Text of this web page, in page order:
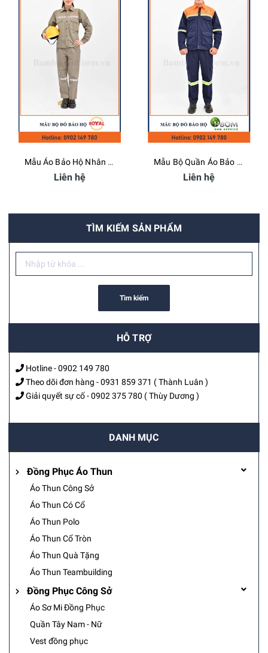
Mẫu Áo Bảo Hộ Nhân Viên Kỹ Thuật Royal Hoàng Gia
Liên hệ
Mẫu Bộ Quần Áo Bảo Hộ Lao Động Công Ty HBOM - Bamboo Uniform
Liên hệ
TÌM KIẾM SẢN PHẨM
Tìm kiếm
HỖ TRỢ
Hotline -0902 149 780
Theo dõi đơn hàng -0931 859 371 ( Thành Luân )
Giải quyết sự cố -0902 375 780 ( Thùy Dương )
DANH MỤC
Đồng Phục Áo Thun
Áo Thun Công Sở
Áo Thun Có Cổ
Áo Thun Polo
Áo Thun Cổ Tròn
Áo Thun Quà Tặng
Áo Thun Teambuilding
Đồng Phục Công Sở
Áo Sơ Mi Đồng Phục
Quần Tây Nam - Nữ
Vest đồng phục